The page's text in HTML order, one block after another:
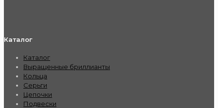
Каталог
Каталог
Выращенные бриллианты
Кольца
Серьги
Цепочки
Подвески